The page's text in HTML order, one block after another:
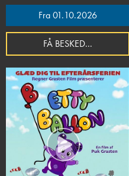
Fra 01.10.2026
FÅ BESKED...